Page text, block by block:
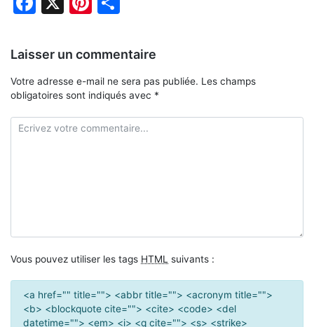
Laisser un commentaire
Votre adresse e-mail ne sera pas publiée. Les champs
obligatoires sont indiqués avec *
Vous pouvez utiliser les tags HTML suivants :
<a href="" title=""> <abbr title=""> <acronym title="">
<b> <blockquote cite=""> <cite> <code> <del
datetime=""> <em> <i> <q cite=""> <s> <strike>